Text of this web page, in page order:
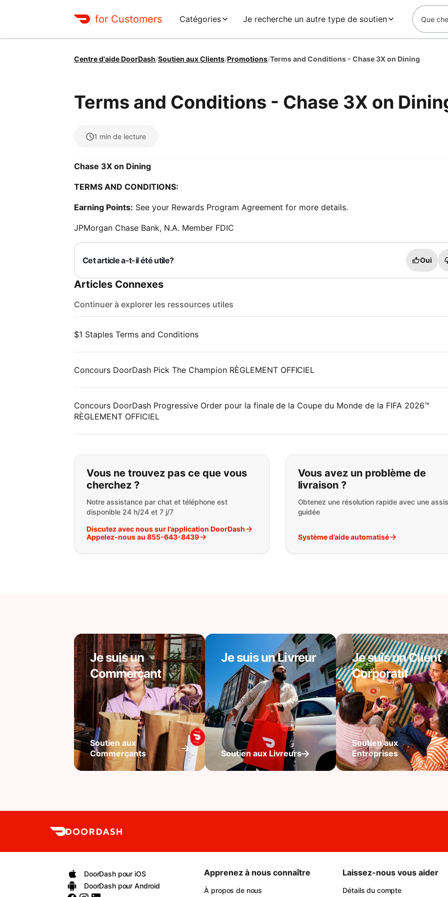
for Customers Catégories Je recherche un autre type de soutien
Centre d'aide DoorDash/Soutien aux Clients/Promotions/Terms and Conditions - Chase 3X on Dining
Terms and Conditions - Chase 3X on
1 min de lecture
Chase 3X on Dining
TERMS AND CONDITIONS:
Earning Points: See your Rewards Program Agreement for more details.
JPMorgan Chase Bank, N.A. Member FDIC
Cet article a-t-il été utile? Oui
Articles Connexes
Continuer à explorer les ressources utiles
$1 Staples Terms and Conditions
Concours DoorDash Pick The Champion RÈGLEMENT OFFICIEL
Concours DoorDash Progressive Order pour la finale de la Coupe du Monde de la FIFA 2026™
RÈGLEMENT OFFICIEL
Si vous ne trouvez pas ce que vous cherchez:
Vous ne trouvez pas ce que vous
cherchez ?
Notre assistance par chat et téléphone est
disponible 24 h/24 et 7 j/7
Discutez avec nous sur l’application DoorDash
Appelez-nous au 855-643-8439
Vous avez un problème de
livraison ?
Obtenez une résolution rapide avec une
guidée
Système d’aide automatisé
Je suis un
Commerçant
Soutien aux
Commerçants
Je suis un Livreur
Soutien aux Livreurs
Je suis un Client
Corporatif
Soutien aux
Entreprises
DoorDash pour iOS
DoorDash pour Android
Apprenez à nous connaître
À propos de nous
Laissez-nous vous aider
Détails du compte